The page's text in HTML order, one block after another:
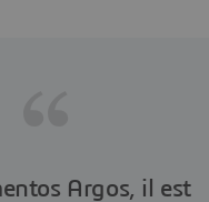
Argos, il est